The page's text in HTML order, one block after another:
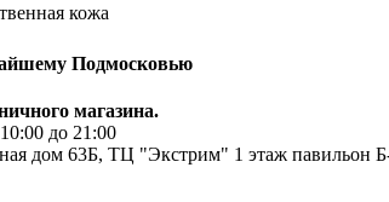
кожа
Подмосковью
магазина.
до 21:00
дом 63Б, ТЦ "Экстрим" 1 этаж павильон